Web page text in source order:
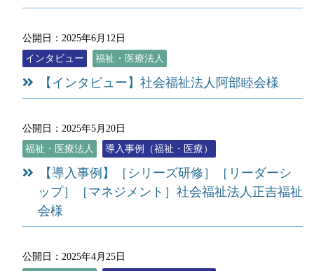
公開日：2025年6月12日
インタビュー
福祉・医療法人
【インタビュー】社会福祉法人阿部睦会様
公開日：2025年5月20日
福祉・医療法人
導入事例（福祉・医療）
【導入事例】［シリーズ研修］［リーダーシ
ップ］［マネジメント］社会福祉法人正吉福祉
会様
公開日：2025年4月25日